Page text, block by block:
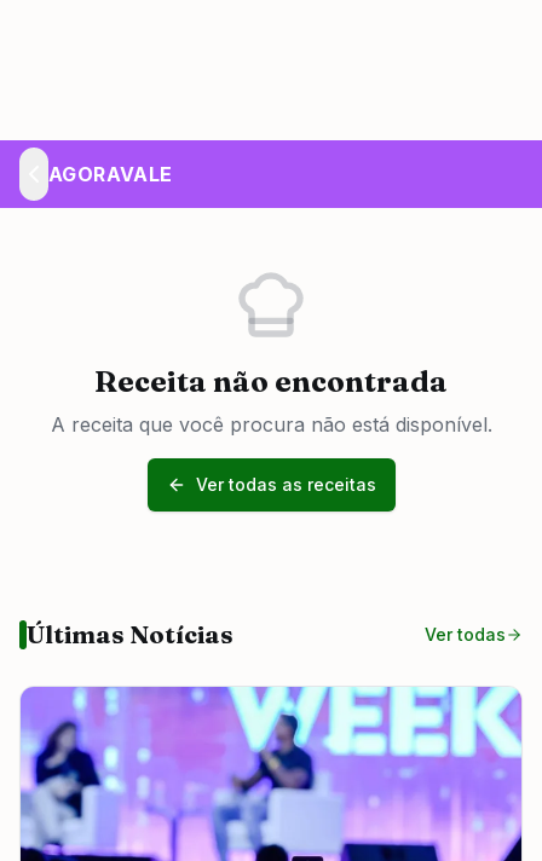
AGORAVALE
Receita não encontrada
A receita que você procura não está disponível.
Ver todas as receitas
Últimas Notícias Ver todas